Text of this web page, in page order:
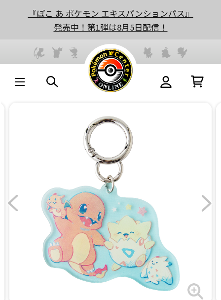
『ぽこ あ ポケモン エキスパンションパス』
発売中！第1弾は8月5日配信！